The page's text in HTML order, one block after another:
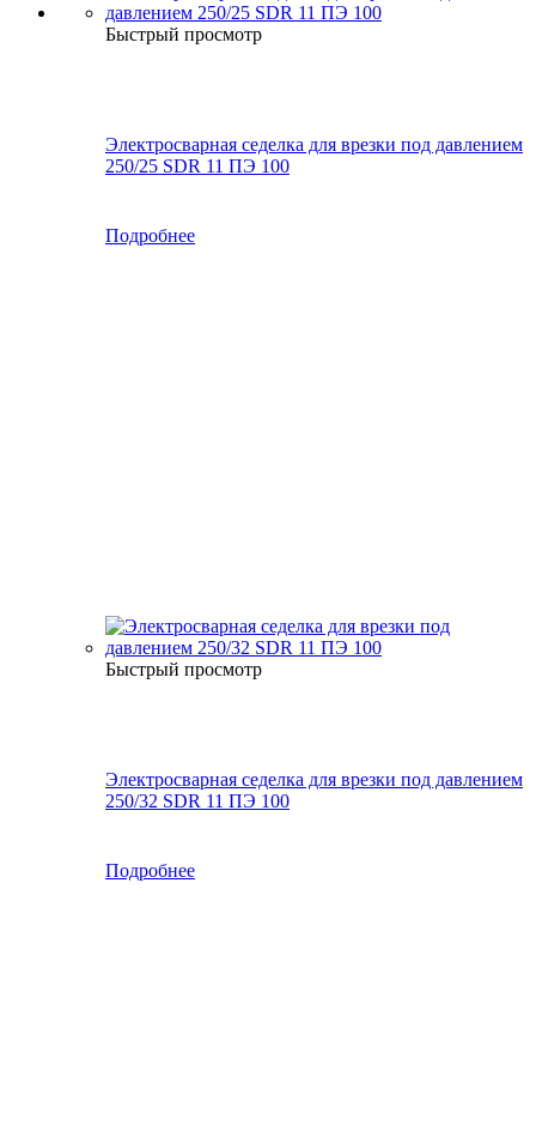
Быстрый просмотр
Электросварная седелка для врезки под давлением
250/25 SDR 11 ПЭ 100
Подробнее
Быстрый просмотр
Электросварная седелка для врезки под давлением
250/32 SDR 11 ПЭ 100
Подробнее